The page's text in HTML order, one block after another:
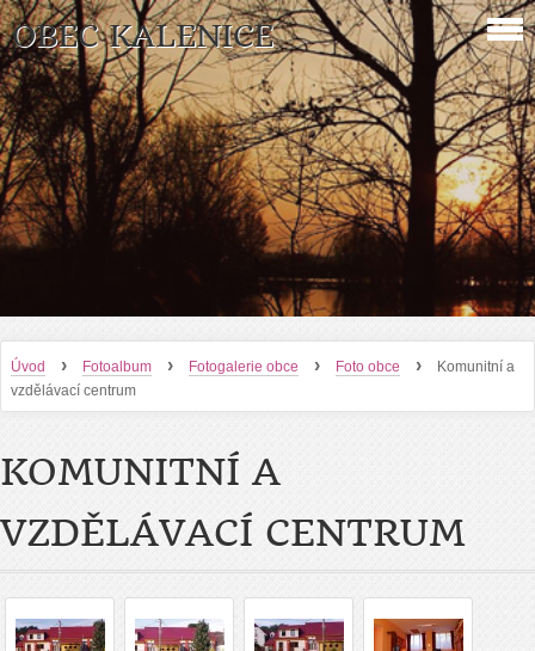
OBEC KALENICE
Úvod › Fotoalbum › Fotogalerie obce › Foto obce ›
Komunitní a
vzdělávací centrum
KOMUNITNÍ A
VZDĚLÁVACÍ CENTRUM